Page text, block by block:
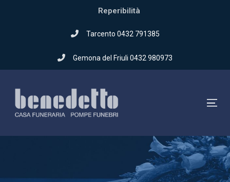
Reperibilità
Tarcento 0432 791385
Gemona del Friuli 0432 980973